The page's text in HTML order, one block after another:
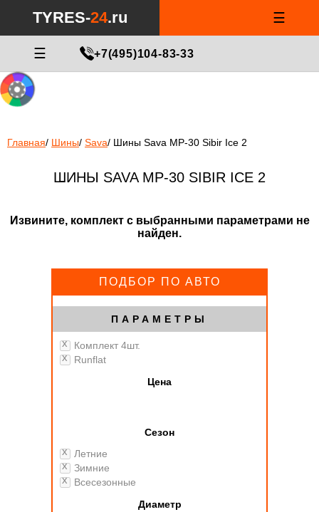
24.ru/html/catalog/controller/product/shinydiski.php
on line
TYRES-24.ru ☰
☰ +7(495)104-83-33
Главная/ Шины/ Sava/ Шины Sava MP-30 Sibir Ice 2
ШИНЫ SAVA MP-30 SIBIR ICE 2
Извините, комплект с выбранными параметрами не
найден.
ПОДБОР ПО АВТО
ПАРАМЕТРЫ
Комплект 4шт.
Runflat
Цена
Сезон
Летние
Зимние
Всесезонные
Диаметр